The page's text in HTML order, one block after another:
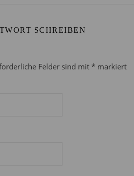
SCHREIBEN
Felder sind mit * markiert